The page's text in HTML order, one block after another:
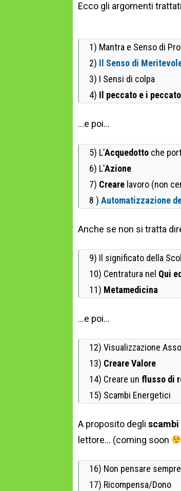
Ecco gli argomenti
1) Mantra e Senso di
2) Il Senso di
3) I Sensi di colpa
4) Il peccato e i
…e poi…
5) L’Acquedotto che
6) L’Azione
7) Creare lavoro (non
8 ) Automatizzazione
Anche se non si tratta
9) Il significato della
10) Centratura nel Qui
11) Metamedicina
…e poi…
12) Visualizzazione
13) Creare Valore
14) Creare un flusso di
15) Scambi Energetici
A proposito degli
lettore… (coming soon
16) Non pensare
17) Ricompensa/Dono